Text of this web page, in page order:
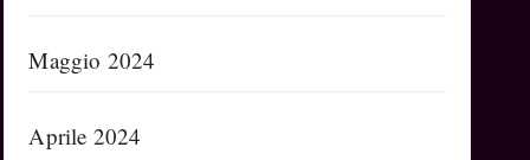
Maggio 2024
Aprile 2024